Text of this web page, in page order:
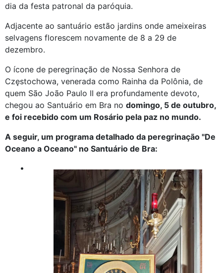
dia da festa patronal da paróquia.
Adjacente ao santuário estão jardins onde ameixeiras
selvagens florescem novamente de 8 a 29 de
dezembro.
O ícone de peregrinação de Nossa Senhora de
Częstochowa, venerada como Rainha da Polônia, de
quem São João Paulo II era profundamente devoto,
chegou ao Santuário em Bra no domingo, 5 de outubro,
e foi recebido com um Rosário pela paz no mundo.
A seguir, um programa detalhado da peregrinação "De
Oceano a Oceano" no Santuário de Bra:
•